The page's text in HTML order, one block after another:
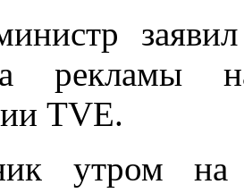
рекламы
TVE.
утром на